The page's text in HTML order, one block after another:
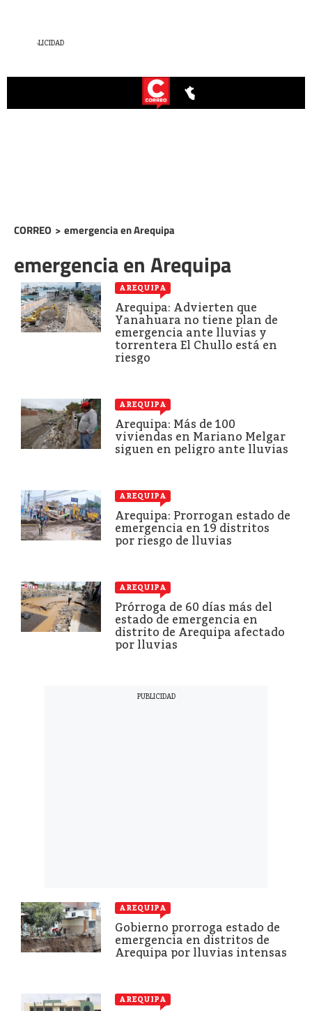
CORREO > emergencia en Arequipa
emergencia en Arequipa
AREQUIPA
Arequipa: Advierten que
Yanahuara no tiene plan de
emergencia ante lluvias y
torrentera El Chullo está en
riesgo
AREQUIPA
Arequipa: Más de 100
viviendas en Mariano Melgar
siguen en peligro ante lluvias
AREQUIPA
Arequipa: Prorrogan estado de
emergencia en 19 distritos
por riesgo de lluvias
AREQUIPA
Prórroga de 60 días más del
estado de emergencia en
distrito de Arequipa afectado
por lluvias
AREQUIPA
Gobierno prorroga estado de
emergencia en distritos de
Arequipa por lluvias intensas
AREQUIPA